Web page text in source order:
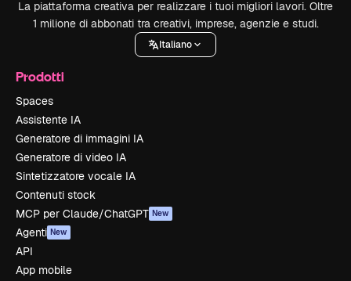
La piattaforma creativa per realizzare i tuoi migliori lavori. Oltre
1 milione di abbonati tra creativi, imprese, agenzie e studi.
Italiano
Prodotti
Spaces
Assistente IA
Generatore di immagini IA
Generatore di video IA
Sintetizzatore vocale IA
Contenuti stock
MCP per Claude/ChatGPT New
Agenti New
API
App mobile